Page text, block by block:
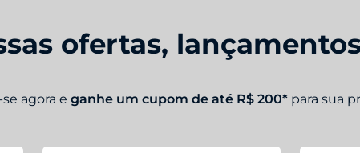
ofertas,
agora e ganhe um cupom de até R$ 200* para sua